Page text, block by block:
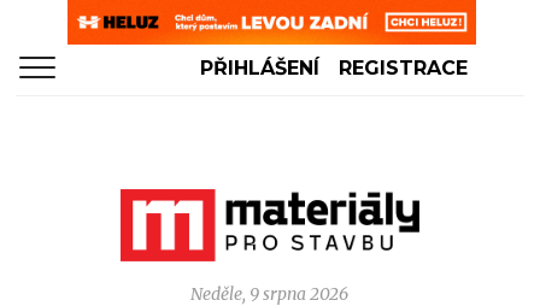
PŘIHLÁŠENÍ REGISTRACE
Neděle, 9 srpna 2026